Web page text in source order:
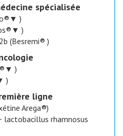
spécialisée
)
)
(Besremi® )
)
)
ligne
Arega®)
lactobacillus rhamnosus